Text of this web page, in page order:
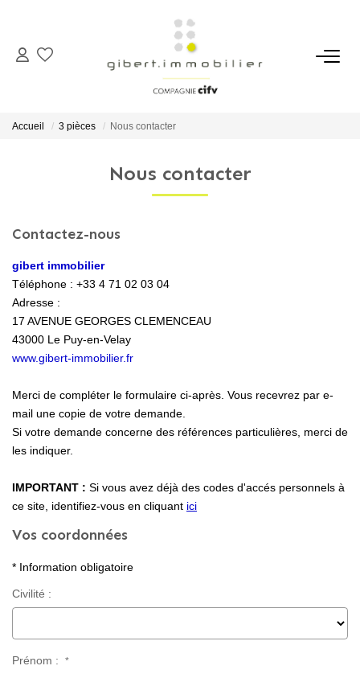
ACHETER
Maisons
Locaux Professionnels
Parkings
Maisons
Dossier De Candidature
ESTIMER
Accueil 3 pièces Nous contacter
Nous contacter
Contactez-nous
gibert immobilier
Téléphone : +33 4 71 02 03 04
Adresse :
17 AVENUE GEORGES CLEMENCEAU
43000 Le Puy-en-Velay
www.gibert-immobilier.fr
Merci de compléter le formulaire ci-après. Vous recevrez par e-
mail une copie de votre demande.
Si votre demande concerne des références particulières, merci de
les indiquer.
IMPORTANT : Si vous avez déjà des codes d'accés personnels à
ce site, identifiez-vous en cliquant ici
Vos coordonnées
* Information obligatoire
Civilité :
Prénom : *